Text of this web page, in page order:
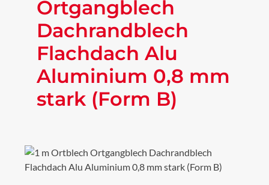
Ortgangblech
Dachrandblech
Flachdach Alu
Aluminium 0,8 mm
stark (Form B)
Bildergalerie überspringen